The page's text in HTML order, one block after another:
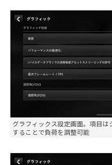
グラフィックス設定画面。項目
することで負荷を調整可能